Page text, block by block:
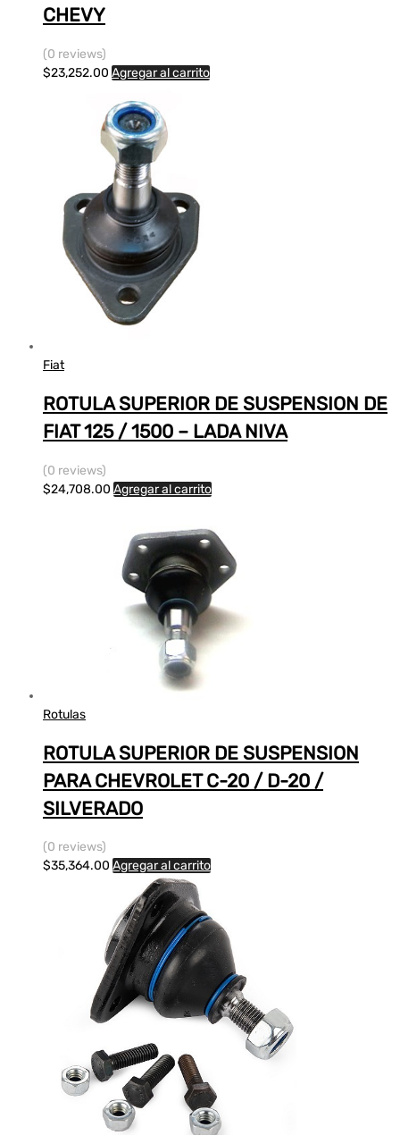
CHEVY
(0 reviews)
$23,252.00 Agregar al carrito
Fiat
ROTULA SUPERIOR DE SUSPENSION DE
FIAT 125 / 1500 – LADA NIVA
(0 reviews)
$24,708.00 Agregar al carrito
Rotulas
ROTULA SUPERIOR DE SUSPENSION
PARA CHEVROLET C-20 / D-20 /
SILVERADO
(0 reviews)
$35,364.00 Agregar al carrito